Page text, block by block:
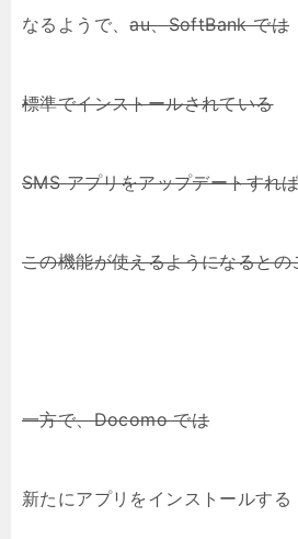
なるようで、au、SoftBank では
標準でインストールされている
SMS アプリをアップデートすれ
この機能が使えるようになるとの
一方で、Docomo では
新たにアプリをインストールする